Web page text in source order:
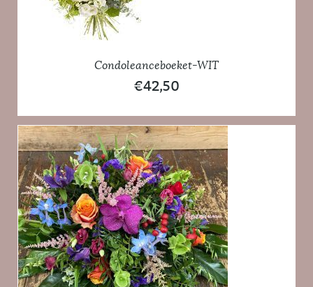
Condoleanceboeket-WIT
€42,50